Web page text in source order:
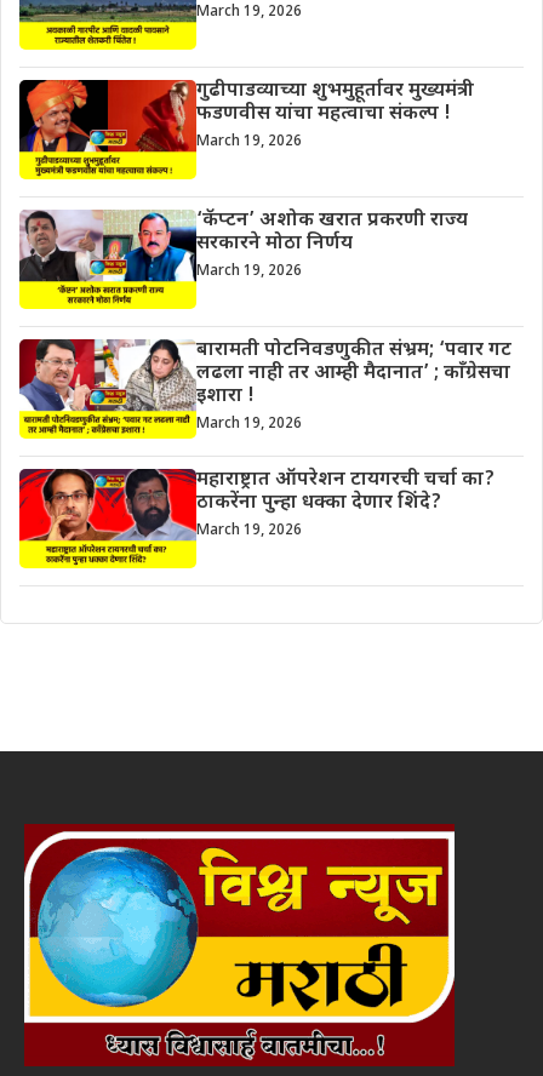
March 19, 2026
गुढीपाडव्याच्या शुभमुहूर्तावर मुख्यमंत्री
फडणवीस यांचा महत्वाचा संकल्प !
March 19, 2026
‘कॅप्टन’ अशोक खरात प्रकरणी राज्य
सरकारने मोठा निर्णय
March 19, 2026
बारामती पोटनिवडणुकीत संभ्रम; ‘पवार गट
लढला नाही तर आम्ही मैदानात’ ; काँग्रेसचा
इशारा !
March 19, 2026
महाराष्ट्रात ऑपरेशन टायगरची चर्चा का?
ठाकरेंना पुन्हा धक्का देणार शिंदे?
March 19, 2026